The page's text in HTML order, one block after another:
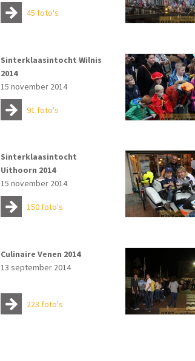
45 foto's
Sinterklaasintocht Wilnis
2014
15 november 2014
91 foto's
Sinterklaasintocht
Uithoorn 2014
15 november 2014
150 foto's
Culinaire Venen 2014
13 september 2014
223 foto's